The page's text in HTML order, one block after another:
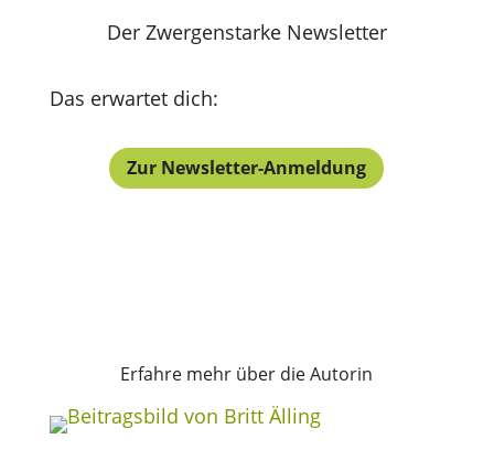
Der Zwergenstarke Newsletter
Das erwartet dich:
Zur Newsletter-Anmeldung
Erfahre mehr über die Autorin